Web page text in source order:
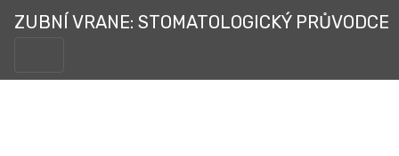
ZUBNÍ VRANE: STOMATOLOGICKÝ PRŮVODCE